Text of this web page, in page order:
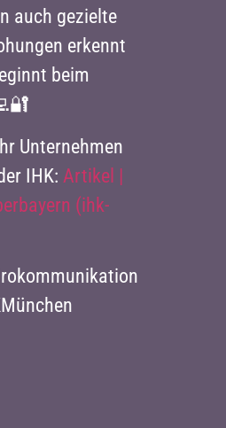
auch gezielte
erkennt
beim
Unternehmen
IHK: Artikel |
(ihk-